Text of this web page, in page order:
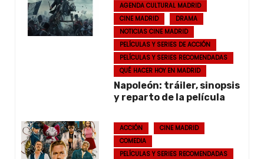
AGENDA CULTURAL MADRID
CINE MADRID
DRAMA
NOTICIAS CINE MADRID
PELÍCULAS Y SERIES DE ACCIÓN
PELÍCULAS Y SERIES RECOMENDADAS
QUÉ HACER HOY EN MADRID
Napoleón: tráiler, sinopsis
y reparto de la película
ACCIÓN
CINE MADRID
COMEDIA
PELÍCULAS Y SERIES RECOMENDADAS